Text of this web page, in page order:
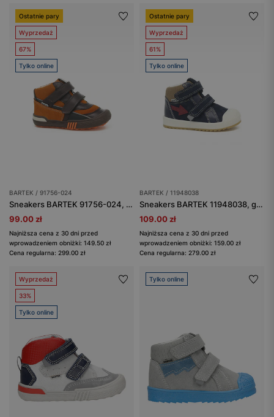
Ostatnie pary
Wyprzedaż
67%
Tylko online
BARTEK / 91756-024
Sneakers BARTEK 91756-024, brązowo-pomarańczowy
99.00 zł
Najniższa cena z 30 dni przed
wprowadzeniem obniżki: 149.50 zł
Cena regularna: 299.00 zł
Ostatnie pary
Wyprzedaż
61%
Tylko online
BARTEK / 11948038
Sneakers BARTEK 11948038, granatowy
109.00 zł
Najniższa cena z 30 dni przed
wprowadzeniem obniżki: 159.00 zł
Cena regularna: 279.00 zł
Wyprzedaż
33%
Tylko online
Tylko online